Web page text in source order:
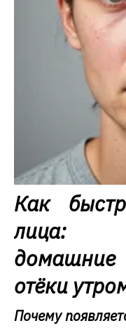
Как
лица:
домашние
отёки
Почему